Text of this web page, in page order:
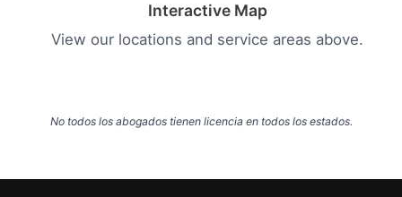
Interactive Map
View our locations and service areas above.
No todos los abogados tienen licencia en todos los estados.